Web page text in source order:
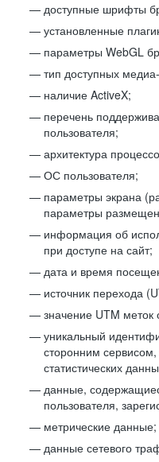
доступные шрифты
установленные
параметры WebGL
тип доступных
наличие ActiveX;
перечень
пользователя;
архитектура
ОС пользователя;
параметры экрана
параметры
информация об
при доступе на сайт;
дата и время
источник перехода
значение UTM
уникальный
сторонним
статистических
данные,
пользователя,
метрические данные;
данные сетевого